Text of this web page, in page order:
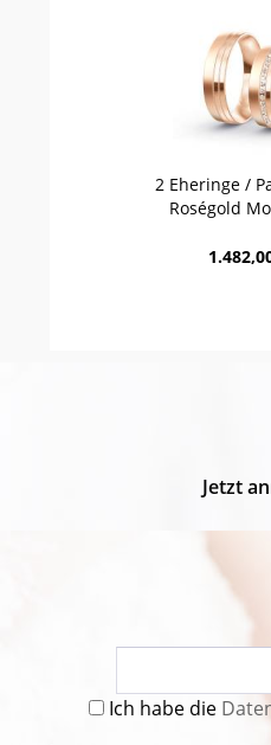
2 Eheringe /
Roségold
Jetzt
Ich habe die